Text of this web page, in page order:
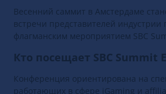
Весенний саммит в Амстердаме
встречи представителей
флагманским мероприятием SBC
Кто посещает SBC Summit
Конференция ориентирована на
работающих в сфере iGaming и